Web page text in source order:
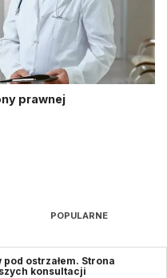
prawnej
POPULARNE
pod ostrzałem. Strona
konsultacji